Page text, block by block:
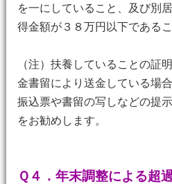
を一にしていること、及び別
得金額が３８万円以下である
（注）扶養していることの証
金書留により送金している場
振込票や書留の写しなどの提
をお勧めします。
Ｑ４．年末調整による超